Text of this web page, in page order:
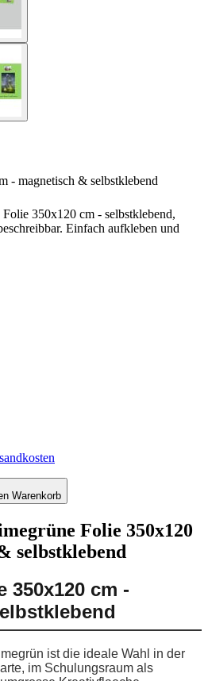
- magnetisch & selbstklebend
350x120 cm - selbstklebend,
Einfach aufkleben und
Warenkorb
Folie 350x120
selbstklebend
350x120 cm -
ist die ideale Wahl in der
im Schulungsraum als